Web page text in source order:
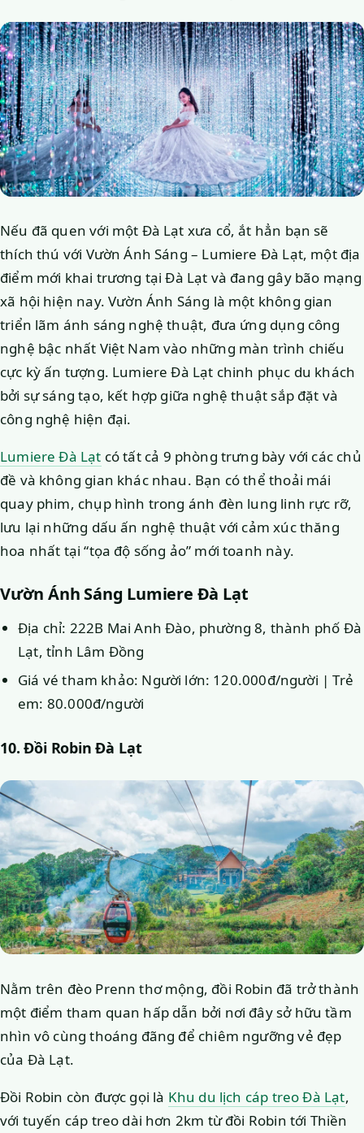
Nếu đã quen với một Đà Lạt xưa cổ, ắt hẳn bạn sẽ
thích thú với Vườn Ánh Sáng – Lumiere Đà Lạt, một địa
điểm mới khai trương tại Đà Lạt và đang gây bão mạng
xã hội hiện nay. Vườn Ánh Sáng là một không gian
triển lãm ánh sáng nghệ thuật, đưa ứng dụng công
nghệ bậc nhất Việt Nam vào những màn trình chiếu
cực kỳ ấn tượng. Lumiere Đà Lạt chinh phục du khách
bởi sự sáng tạo, kết hợp giữa nghệ thuật sắp đặt và
công nghệ hiện đại.
Lumiere Đà Lạt có tất cả 9 phòng trưng bày với các chủ
đề và không gian khác nhau. Bạn có thể thoải mái
quay phim, chụp hình trong ánh đèn lung linh rực rỡ,
lưu lại những dấu ấn nghệ thuật với cảm xúc thăng
hoa nhất tại “tọa độ sống ảo” mới toanh này.
Vườn Ánh Sáng Lumiere Đà Lạt
Địa chỉ: 222B Mai Anh Đào, phường 8, thành phố Đà
Lạt, tỉnh Lâm Đồng
Giá vé tham khảo: Người lớn: 120.000đ/người | Trẻ
em: 80.000đ/người
10. Đồi Robin Đà Lạt
Nằm trên đèo Prenn thơ mộng, đồi Robin đã trở thành
một điểm tham quan hấp dẫn bởi nơi đây sở hữu tầm
nhìn vô cùng thoáng đãng để chiêm ngưỡng vẻ đẹp
của Đà Lạt.
Đồi Robin còn được gọi là Khu du lịch cáp treo Đà Lạt,
với tuyến cáp treo dài hơn 2km từ đồi Robin tới Thiền